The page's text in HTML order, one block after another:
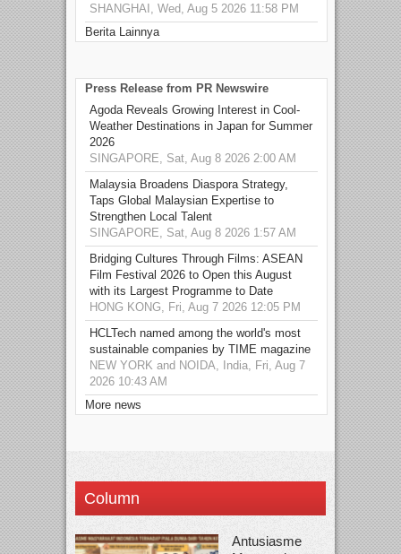
SHANGHAI, Wed, Aug 5 2026 11:58 PM
Berita Lainnya
Press Release from PR Newswire
Agoda Reveals Growing Interest in Cool-
Weather Destinations in Japan for Summer
2026
SINGAPORE, Sat, Aug 8 2026 2:00 AM
Malaysia Broadens Diaspora Strategy,
Taps Global Malaysian Expertise to
Strengthen Local Talent
SINGAPORE, Sat, Aug 8 2026 1:57 AM
Bridging Cultures Through Films: ASEAN
Film Festival 2026 to Open this August
with its Largest Programme to Date
HONG KONG, Fri, Aug 7 2026 12:05 PM
HCLTech named among the world's most
sustainable companies by TIME magazine
NEW YORK and NOIDA, India, Fri, Aug 7
2026 10:43 AM
More news
Column
Antusiasme